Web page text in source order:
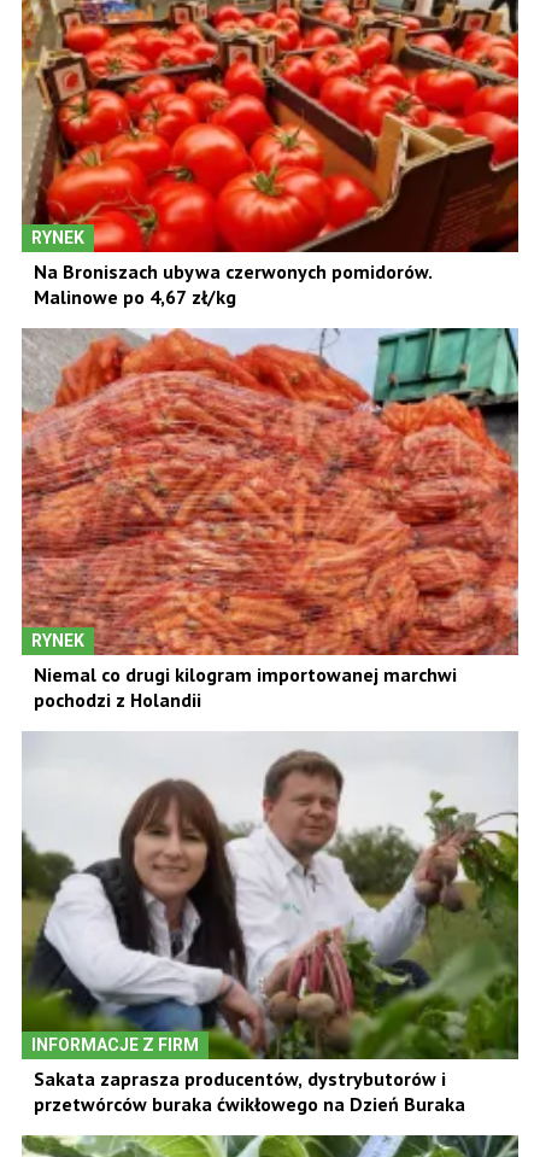
RYNEK
Na Broniszach ubywa czerwonych pomidorów.
Malinowe po 4,67 zł/kg
RYNEK
Niemal co drugi kilogram importowanej marchwi
pochodzi z Holandii
INFORMACJE Z FIRM
Sakata zaprasza producentów, dystrybutorów i
przetwórców buraka ćwikłowego na Dzień Buraka